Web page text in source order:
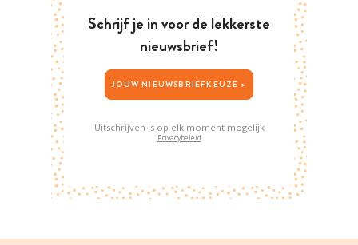
Schrijf je in voor de lekkerste
nieuwsbrief!
JOUW NIEUWSBRIEFKEUZE >
Uitschrijven is op elk moment mogelijk
Privacybeleid